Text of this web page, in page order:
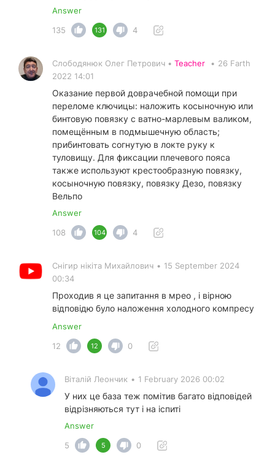
Answer
135
131 4
Слободянюк Олег Петрович • Teacher • 26 Farth
2022 14:01
Оказание первой доврачебной помощи при
переломе ключицы: наложить косыночную или
бинтовую повязку с ватно-марлевым валиком,
помещённым в подмышечную область;
прибинтовать согнутую в локте руку к
туловищу. Для фиксации плечевого пояса
также используют крестообразную повязку,
косыночную повязку, повязку Дезо, повязку
Вельпо
Answer
108
104 4
Снігир нікіта Михайлович • 15 September 2024
00:34
Проходив я це запитання в мрео , і вірною
відповідю було наложення холодного компресу
Answer
12
12 0
Віталій Леончик • 1 February 2026 00:02
У них це база теж помітив багато відповідей
відрізняються тут і на іспиті
Answer
5
5 0